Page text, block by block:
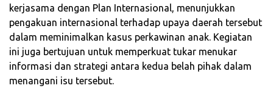
kerjasama dengan Plan Internasional, menunjukkan
pengakuan internasional terhadap upaya daerah tersebut
dalam meminimalkan kasus perkawinan anak. Kegiatan
ini juga bertujuan untuk memperkuat tukar menukar
informasi dan strategi antara kedua belah pihak dalam
menangani isu tersebut.